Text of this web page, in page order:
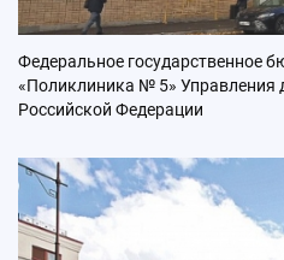
Федеральное государственное
«Поликлиника № 5» Управления
Российской Федерации